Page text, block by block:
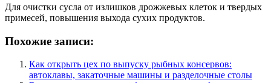
Для очистки сусла от излишков дрожжевых клеток и твердых
примесей, повышения выхода сухих продуктов.
Похожие записи:
Как открыть цех по выпуску рыбных консервов:
автоклавы, закаточные машины и разделочные столы